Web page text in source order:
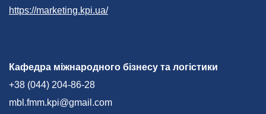
https://marketing.kpi.ua/
Кафедра міжнародного бізнесу та логістики
+38 (044) 204-86-28
mbl.fmm.kpi@gmail.com